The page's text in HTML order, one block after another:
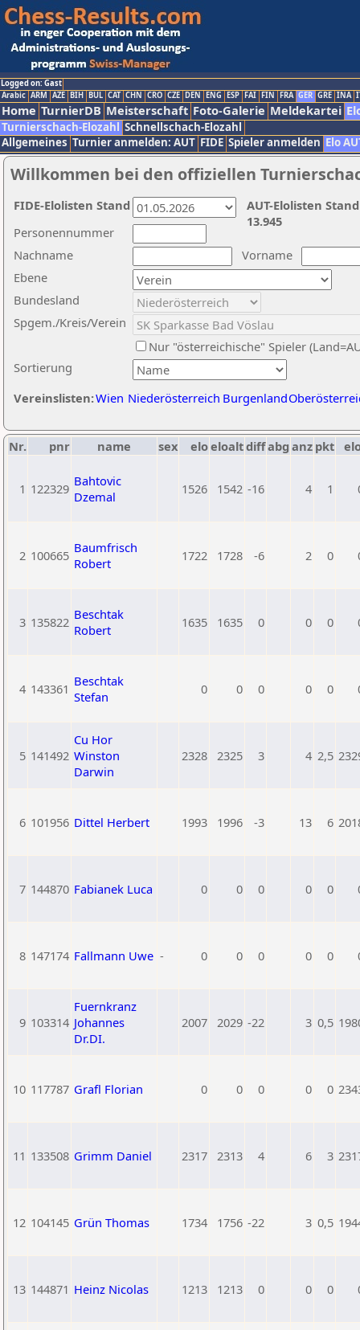
Logged on: Gast
Arabic ARM AZE BIH BUL CAT CHN CRO CZE DEN ENG ESP FAI FIN FRA GER GRE INA
Home TurnierDB Meisterschaft Foto-Galerie Meldekartei
Turnierschach-Elozahl Schnellschach-Elozahl
Allgemeines Turnier anmelden: AUT FIDE Spieler anmelden Elo
Willkommen bei den offiziellen
Nachname
Vorname
Ebene
Sortierung
Personennummer
Bundesland
Spgem./Kreis/Verein
Nur "österreichische" Spieler
Vereinslisten:Wien Niederösterreich Burgenland
AUT-Elolisten
13.945
FIDE-Elolisten Stand
Nr. pnr name sex eloeloaltdiffabg anz pkt
1 122329 Bahtovic
Dzemal
1526 1542 -16 4 1
2 100665 Baumfrisch
Robert
1722 1728 -6 2 0
3 135822 Beschtak
Robert
1635 1635 0 0 0
4 143361 Beschtak
Stefan
0 0 0 0 0
5 141492
Cu Hor
Winston
Darwin
2328 2325 3 4 2,5
6 101956 Dittel Herbert 1993 1996 -3 13 6
7 144870 Fabianek Luca 0 0 0 0 0
8 147174 Fallmann Uwe - 0 0 0 0 0
9 103314
Fuernkranz
Johannes
Dr.DI.
2007 2029 -22 3 0,5
10 117787 Grafl Florian 0 0 0 0 0
11 133508 Grimm Daniel 2317 2313 4 6 3
12 104145 Grün Thomas 1734 1756 -22 3 0,5
13 144871 Heinz Nicolas 1213 1213 0 0 0